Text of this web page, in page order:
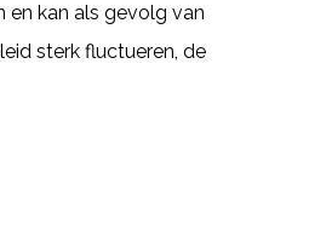
en kan als gevolg van
sterk fluctueren, de